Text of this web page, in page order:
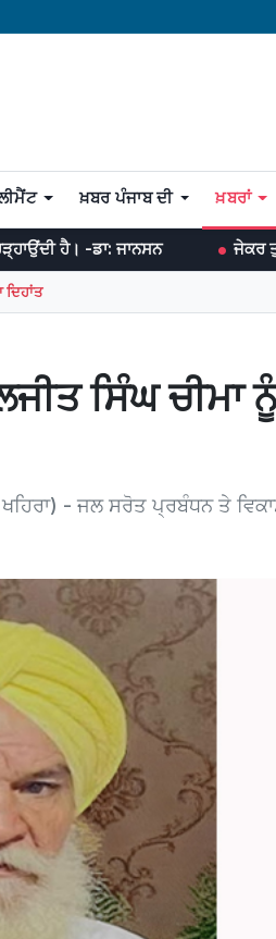
ਖ਼ਬਰ ਪੰਜਾਬ ਦੀ ਖ਼ਬਰਾਂ
ਜੇਕਰ ਤੁਹਾਡੇ ਵਿਚ ਏਕਾ
ਦਿਹਾਂਤ
ਸਿੰਘ ਚੀਮਾ
- ਜਲ ਸਰੋਤ ਪ੍ਰਬੰਧਨ ਤੇ